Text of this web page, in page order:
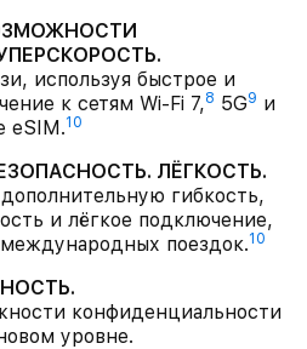
используя быстрое и
к сетям Wi-Fi 7,8 5G9 и
eSIM.10
ЛЁГКОСТЬ.
гибкость,
и лёгкое подключение,
поездок.10
конфиденциальности
уровне.